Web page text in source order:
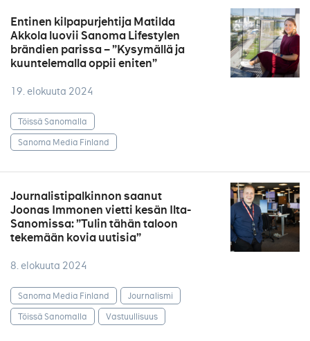
Entinen kilpapurjehtija Matilda
Akkola luovii Sanoma Lifestylen
brändien parissa – ”Kysymällä ja
kuuntelemalla oppii eniten”
19. elokuuta 2024
Töissä Sanomalla
Sanoma Media Finland
Journalistipalkinnon saanut
Joonas Immonen vietti kesän Ilta-
Sanomissa: ”Tulin tähän taloon
tekemään kovia uutisia”
8. elokuuta 2024
Sanoma Media Finland
Journalismi
Töissä Sanomalla
Vastuullisuus